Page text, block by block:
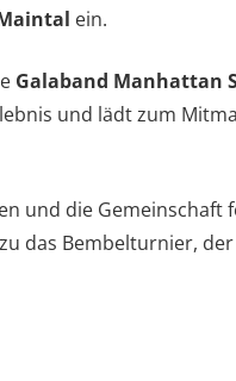
ein.
Galaband Manhattan
und lädt zum
und die Gemeinschaft
das Bembelturnier,